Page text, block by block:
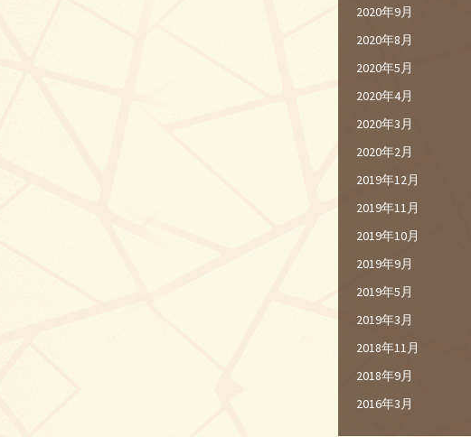
2020年9月
2020年8月
2020年5月
2020年4月
2020年3月
2020年2月
2019年12月
2019年11月
2019年10月
2019年9月
2019年5月
2019年3月
2018年11月
2018年9月
2016年3月